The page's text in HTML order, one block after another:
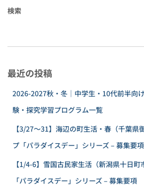
検索
最近の投稿
2026-2027秋・冬｜中学生・10代前半向
験・探究学習プログラム一覧
【3/27〜31】海辺の町生活・春（千葉県
プ「パラダイスデー」シリーズ – 募集要項
【1/4-6】雪国古民家生活（新潟県十日
「パラダイスデー」シリーズ – 募集要項